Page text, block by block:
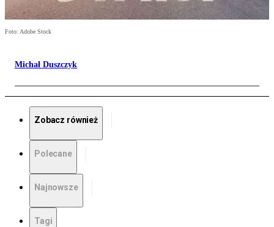
Foto: Adobe Stock
Michał Duszczyk
Zobacz również
Polecane
Najnowsze
Tagi